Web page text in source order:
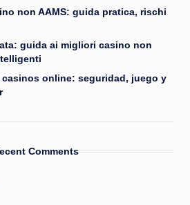
non AAMS: guida pratica, rischi
guida ai migliori casino non
casinos online: seguridad, juego y
Comments